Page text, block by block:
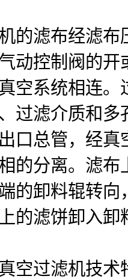
滤布经滤布
动控制阀的
空系统相连
过滤介质和
口总管，经
的分离。滤
的卸料辊转
的滤饼卸入卸
过滤机技术